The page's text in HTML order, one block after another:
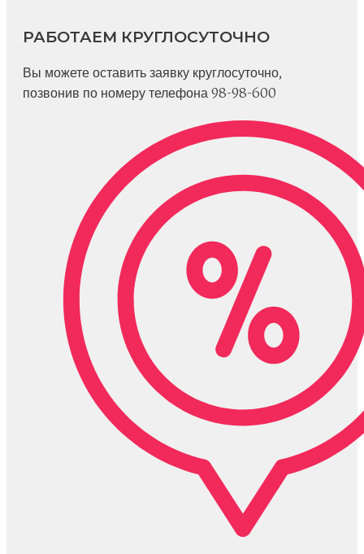
РАБОТАЕМ КРУГЛОСУТОЧНО
Вы можете оставить заявку круглосуточно,
позвонив по номеру телефона 98-98-600